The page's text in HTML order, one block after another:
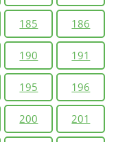
185 186
190 191
195 196
200 201